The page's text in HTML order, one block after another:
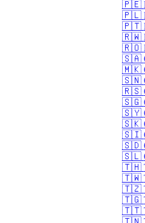
🇵🇪
🇵🇱
🇵🇹
🇷🇼
🇷🇴
🇸🇦
🇲🇰
🇸🇳
🇷🇸
🇸🇬
🇸🇾
🇸🇰
🇸🇮
🇸🇩
🇸🇱
🇹🇭
🇹🇼
🇹🇿
🇹🇬
🇹🇹